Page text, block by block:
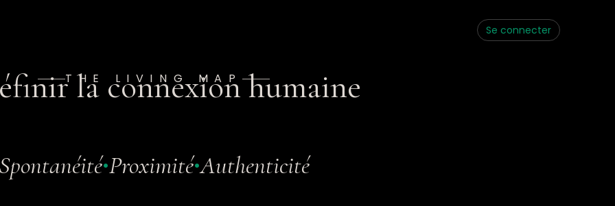
Se connecter
THE LIVING MAP
la connexion humaine
•Proximité•Authenticité